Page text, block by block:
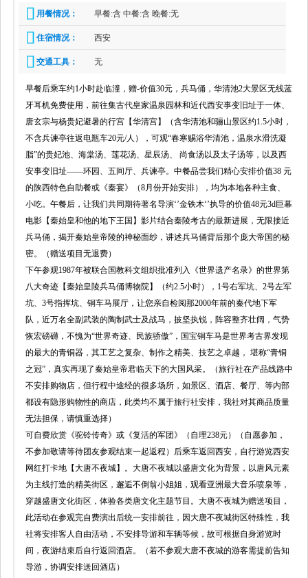
用餐情况： 早餐:含 中餐:含 晚餐:无
住宿情况： 西安
交通工具： 无
早餐后乘车约1小时赴临潼，赠-价值30元，兵马俑，华清池2大景区无线蓝
牙耳机免费使用，前往集古代皇家温泉园林和近代西安事变旧址于一体、
唐玄宗与杨贵妃避暑的行宫【华清宫】（含华清池和骊山景区约1.5小时，
不含兵谏亭往返电瓶车20元/人），可观“春寒赐浴华清池，温泉水滑洗凝
脂”的贵妃池、海棠汤、莲花汤、星辰汤、 尚食汤以及太子汤等，以及西
安事变旧址——环园、五间厅、兵谏亭。中餐品尝我们精心安排价值38 元
的陕西特色自助餐或《秦宴》（8月份开始安排），均为本地各种主食、
小吃。午餐后，让我们共同期待著名导演‘’金铁木‘’执导的价值48元3d巨幕
电影【秦始皇和他的地下王国】影片结合秦陵考古的最新进展，无限接近
兵马俑，揭开秦始皇帝陵的神秘面纱，讲述兵马俑背后那个庞大帝国的秘
密。（赠送项目无退费）
下午参观1987年被联合国教科文组织批准列入《世界遗产名录》的世界第
八大奇迹【秦始皇陵兵马俑博物院】（约2.5小时），1号右军坑、2号左军
坑、3号指挥坑、铜车马展厅，让您亲自检阅那2000年前的秦代地下军
队，近万名全副武装的陶制武士及战马，披坚执锐，阵容整齐壮阔，气势
恢宏磅礴，不愧为“世界奇迹、民族骄傲”，国宝铜车马是世界考古界发现
的最大的青铜器，其工艺之复杂、制作之精美、技艺之卓越， 堪称“青铜
之冠”，真实再现了秦始皇帝君临天下的大国风采。（旅行社在产品线路中
不安排购物店，但行程中途经的很多场所，如景区、酒店、餐厅、等内部
都设有隐形购物性的商店，此类均不属于旅行社安排，我社对其商品质量
无法担保，请慎重选择）
可自费欣赏《驼铃传奇》或《复活的军团》（自理238元）（自愿参加，
不参加敬请等待团友参观结束一起返程）后乘车返回西安，自行游览西安
网红打卡地【大唐不夜城】。大唐不夜城以盛唐文化为背景，以唐风元素
为主线打造的精美街区，邂逅不倒翁小姐姐，观看亚洲最大音乐喷泉等，
穿越盛唐文化街区，体验各类唐文化主题节目。大唐不夜城为赠送项目，
此活动在参观完自费演出后统一安排前往，因大唐不夜城街区特殊性，我
社将安排客人自由活动，不安排导游和车辆等候，故可根据自身游览时
间，夜游结束后自行返回酒店。（若不参观大唐不夜城的游客需提前告知
导游，协调安排送回酒店）